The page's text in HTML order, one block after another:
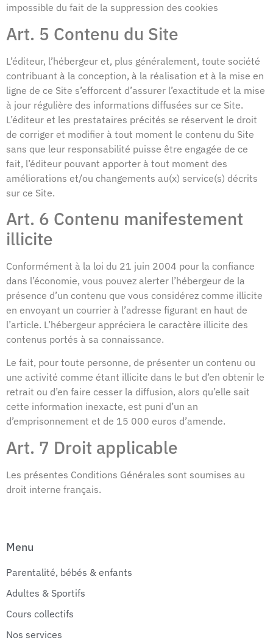
impossible du fait de la suppression des cookies
Art. 5 Contenu du Site
L’éditeur, l’hébergeur et, plus généralement, toute société
contribuant à la conception, à la réalisation et à la mise en
ligne de ce Site s’efforcent d’assurer l’exactitude et la mise
à jour régulière des informations diffusées sur ce Site.
L’éditeur et les prestataires précités se réservent le droit
de corriger et modifier à tout moment le contenu du Site
sans que leur responsabilité puisse être engagée de ce
fait, l’éditeur pouvant apporter à tout moment des
améliorations et/ou changements au(x) service(s) décrits
sur ce Site.
Art. 6 Contenu manifestement
illicite
Conformément à la loi du 21 juin 2004 pour la confiance
dans l’économie, vous pouvez alerter l’hébergeur de la
présence d’un contenu que vous considérez comme illicite
en envoyant un courrier à l’adresse figurant en haut de
l’article. L’hébergeur appréciera le caractère illicite des
contenus portés à sa connaissance.
Le fait, pour toute personne, de présenter un contenu ou
une activité comme étant illicite dans le but d’en obtenir le
retrait ou d’en faire cesser la diffusion, alors qu’elle sait
cette information inexacte, est puni d’un an
d’emprisonnement et de 15 000 euros d’amende.
Art. 7 Droit applicable
Les présentes Conditions Générales sont soumises au
droit interne français.
Menu
Parentalité, bébés & enfants
Adultes & Sportifs
Cours collectifs
Nos services